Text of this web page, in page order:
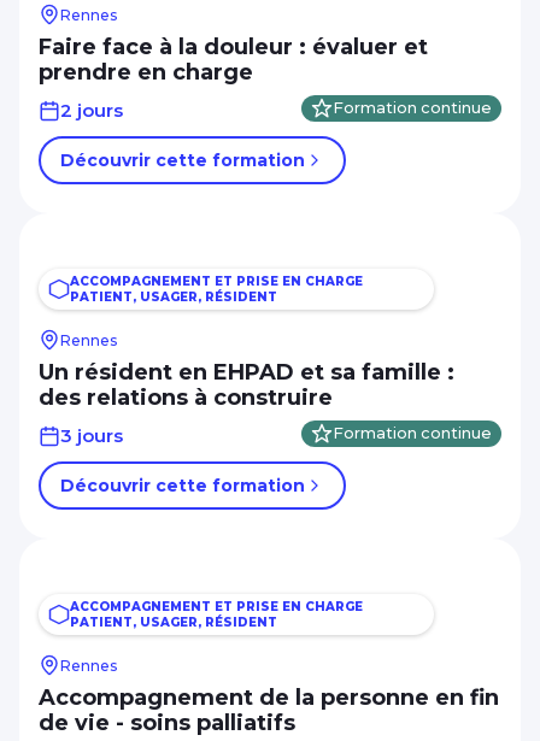
Management Leadership
Marketing et communication digitale
Réseaux électriques et télécom
Ressources humaines
Santé Médico-social Services à la
personne
Sécurité Prévention Qualité Hygiène
Spécial dirigeant
Système information Bureautique
PAO / CAO
Transition énergétique
Autres critères
A distance
Apprentissage, alternance, diplômant
Niveau de sortie
CAP, BEP - Niveau 3
BAC - Niveau 4
Afficher plus
Rennes
Faire face à la douleur : évaluer et
prendre en charge
2 jours Formation continue
Découvrir cette formation
ACCOMPAGNEMENT ET PRISE EN CHARGE
PATIENT, USAGER, RÉSIDENT
Rennes
Un résident en EHPAD et sa famille :
des relations à construire
3 jours Formation continue
Découvrir cette formation
ACCOMPAGNEMENT ET PRISE EN CHARGE
PATIENT, USAGER, RÉSIDENT
Rennes
Accompagnement de la personne en fin
de vie - soins palliatifs